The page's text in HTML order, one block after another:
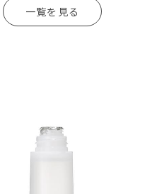
一覧を見る